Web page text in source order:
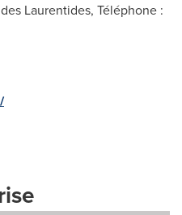
Laurentides, Téléphone :